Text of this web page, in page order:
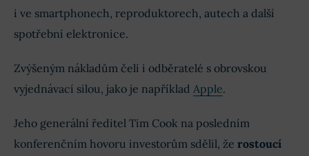
i ve smartphonech, reproduktorech, autech a další
spotřební elektronice.
Zvýšeným nákladům čelí i odběratelé s obrovskou
vyjednávací silou, jako je například Apple.
Jeho generální ředitel Tim Cook na posledním
konferenčním hovoru investorům sdělil, že rostoucí